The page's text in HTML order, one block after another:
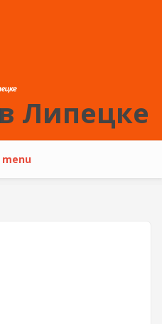
Липецке
menu